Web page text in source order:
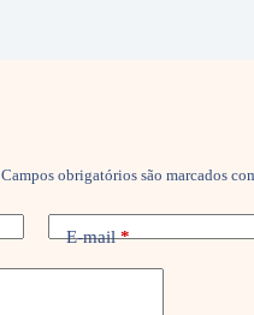
Campos obrigatórios são marcados
E-mail*